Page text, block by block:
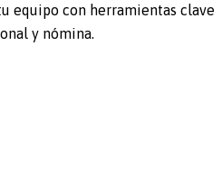
equipo con herramientas clave
y nómina.